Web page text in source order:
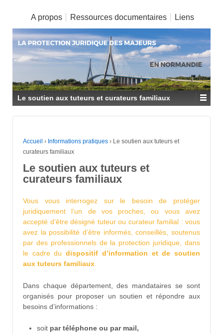
A propos Ressources documentaires Liens
Le soutien aux tuteurs et curateurs familiaux
Accueil › Informations pratiques › Le soutien aux tuteurs et
curateurs familiaux
Le soutien aux tuteurs et
curateurs familiaux
Vous vous interrogez sur le besoin de protéger
juridiquement l’un de vos proches, ou vous avez
accepté d’être désigné tuteur ou curateur familial : vous
avez la possibilité d’être informés, conseillés, soutenus
par des professionnels de la protection juridique, dans
le cadre dudispositif d’information et de soutien
aux tuteurs familiaux.
Dans chaque département, des mandataires se sont
organisés pour proposer un soutien et répondre aux
besoins d’informations :
soit par téléphone ou par mail,